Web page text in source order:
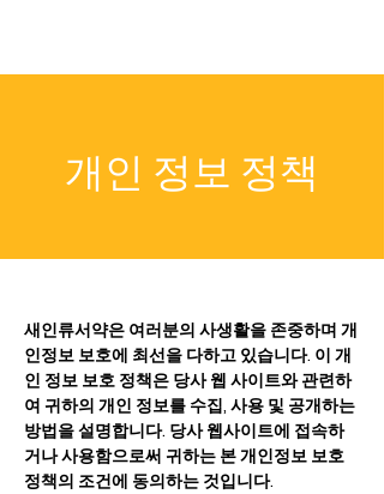
개인 정보 정책
새인류서약은 여러분의 사생활을 존중하며 개
인정보 보호에 최선을 다하고 있습니다. 이 개
인 정보 보호 정책은 당사 웹 사이트와 관련하
여 귀하의 개인 정보를 수집, 사용 및 공개하는
방법을 설명합니다. 당사 웹사이트에 접속하
거나 사용함으로써 귀하는 본 개인정보 보호
정책의 조건에 동의하는 것입니다.